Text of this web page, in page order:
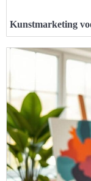
Kunstmarketing